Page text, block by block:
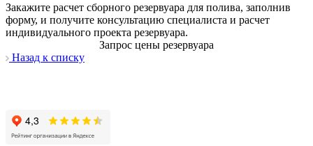
Закажите расчет сборного резервуара для полива, заполнив
форму, и получите консультацию специалиста и расчет
индивидуального проекта резервуара.
Запрос цены резервуара
Назад к списку